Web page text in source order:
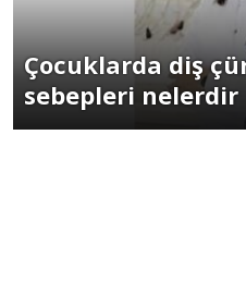
Çocuklarda diş
sebepleri nelerdir